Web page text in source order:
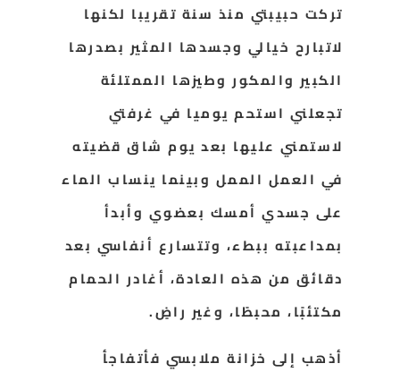
تركت حبيبتي منذ سنة تقريبا لكنها
لاتبارح خيالي وجسدها المثير بصدرها
الكبير والمكور وطيزها الممتلئة
تجعلني استحم يوميا في غرفتي
لاستمني عليها بعد يوم شاق قضيته
في العمل الممل وبينما ينساب الماء
على جسدي أمسك بعضوي وأبدأ
بمداعبته ببطء، وتتسارع أنفاسي بعد
دقائق من هذه العادة، أغادر الحمام
مكتئبًا، محبطًا، وغير راضٍ.
أذهب إلى خزانة ملابسي فأتفاجأ